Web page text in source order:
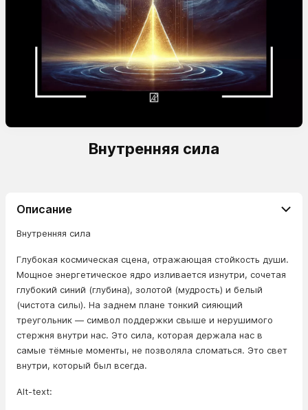
Внутренняя сила
Описание
Внутренняя сила
Глубокая космическая сцена, отражающая стойкость души.
Мощное энергетическое ядро изливается изнутри, сочетая
глубокий синий (глубина), золотой (мудрость) и белый
(чистота силы). На заднем плане тонкий сияющий
треугольник — символ поддержки свыше и нерушимого
стержня внутри нас. Это сила, которая держала нас в
самые тёмные моменты, не позволяла сломаться. Это свет
внутри, который был всегда.
Alt-text: